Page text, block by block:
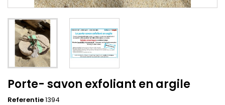
Porte- savon exfoliant en argile
Referentie1394